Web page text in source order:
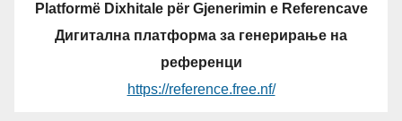
Platformë Dixhitale për Gjenerimin e Referencave
Дигитална платформа за генерирање на
референци
https://reference.free.nf/